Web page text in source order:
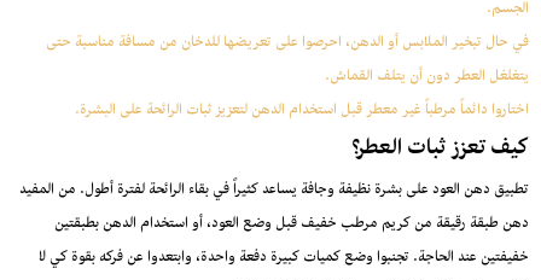
الجسم.
في حال تبخير الملابس أو الدهن، احرصوا على تعريضها للدخان من مسافة مناسبة حتى
يتغلغل العطر دون أن يتلف القماش.
اختاروا دائماً مرطباً غير معطر قبل استخدام الدهن لتعزيز ثبات الرائحة على البشرة.
كيف تعزز ثبات العطر؟
تطبيق دهن العود على بشرة نظيفة وجافة يساعد كثيراً في بقاء الرائحة لفترة أطول. من المفيد
دهن طبقة رقيقة من كريم مرطب خفيف قبل وضع العود، أو استخدام الدهن بطبقتين
خفيفتين عند الحاجة. تجنبوا وضع كميات كبيرة دفعة واحدة، وابتعدوا عن فركه بقوة كي لا